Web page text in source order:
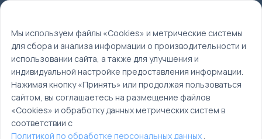
Главная
Круизы
Из Шанхая в Шанхай
Мы используем файлы «Cookies» и метрические системы
для сбора и анализа информации о производительности и
использовании сайта, а также для улучшения и
индивидуальной настройке предоставления информации.
Нажимая кнопку «Принять» или продолжая пользоваться
сайтом, вы соглашаетесь на размещение файлов
«Cookies» и обработку данных метрических систем в
соответствии с
Политикой по обработке персональных данных.